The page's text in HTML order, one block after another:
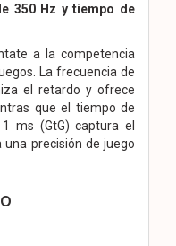
350 Hz y tiempo de
a la competencia
La frecuencia de
el retardo y ofrece
que el tiempo de
ms (GtG) captura el
precisión de juego